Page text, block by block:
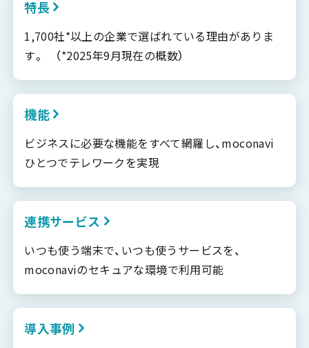
特長
1,700社*以上の企業で選ばれている理由がありま
す。 （*2025年9月現在の概数）
機能
ビジネスに必要な機能をすべて網羅し、moconavi
ひとつでテレワークを実現
連携サービス
いつも使う端末で、いつも使うサービスを、
moconaviのセキュアな環境で利用可能
導入事例